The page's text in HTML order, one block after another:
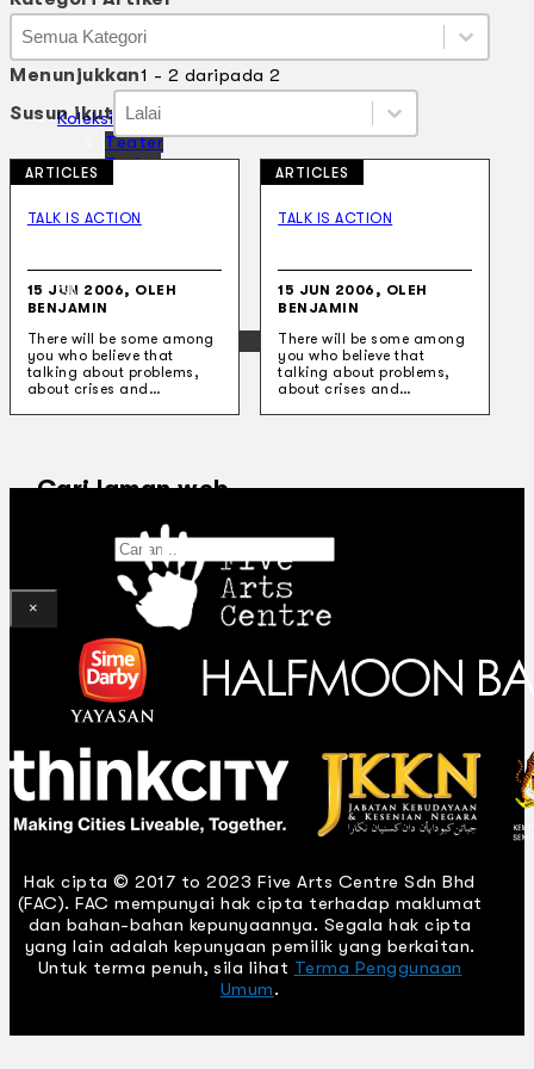
Koleksi Kami
Teater
Tarian
Artikel
Sejarah Lisan
Hubungi Kami
BM
EN
Cari laman web
×
Kategori Artikel
Kategori Artikel
Kategori Artikel
Menunjukkan1 - 2 daripada 2
Susun ikut Susun ikut
Susun ikut
Susun ikut
ARTICLES
TALK IS ACTION
15 JUN 2006, OLEH
BENJAMIN
There will be some among
you who believe that
talking about problems,
about crises and…
ARTICLES
TALK IS ACTION
15 JUN 2006, OLEH
BENJAMIN
There will be some among
you who believe that
talking about problems,
about crises and…
Hak cipta © 2017 to 2023 Five Arts Centre Sdn Bhd
(FAC). FAC mempunyai hak cipta terhadap maklumat
dan bahan-bahan kepunyaannya. Segala hak cipta
yang lain adalah kepunyaan pemilik yang berkaitan.
Untuk terma penuh, sila lihat Terma Penggunaan
Umum.